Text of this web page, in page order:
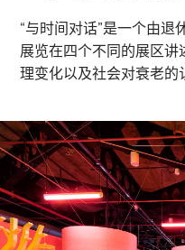
“与时间对话”是一个由
展览在四个不同的展区
理变化以及社会对衰老的